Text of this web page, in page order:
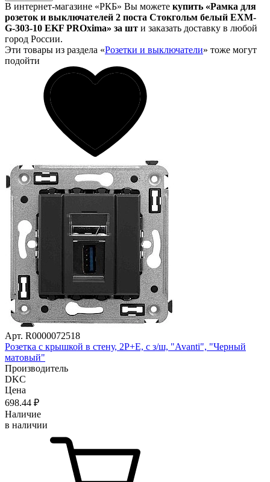
В интернет-магазине «РКБ» Вы можете купить «Рамка для
розеток и выключателей 2 поста Стокгольм белый EXM-
G-303-10 EKF PROxima» за шт и заказать доставку в любой
город России.
Эти товары из раздела «Розетки и выключатели» тоже могут
подойти
Арт. R0000072518
Розетка с крышкой в стену, 2P+E, с з/ш, "Avanti", "Черный
матовый"
Производитель
DKC
Цена
698.44 ₽
Наличие
в наличии